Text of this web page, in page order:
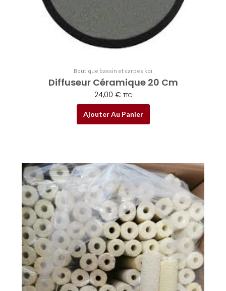
Boutique bassin et carpes koï
Diffuseur Céramique 20 Cm
24,00 € TTC
Ajouter Au Panier